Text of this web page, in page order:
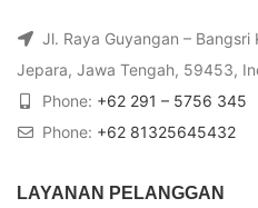
Jl. Raya Guyangan – Bangsri
Jepara, Jawa Tengah, 59453,
Phone: +62 291 – 5756 345
Phone: +62 81325645432
LAYANAN PELANGGAN